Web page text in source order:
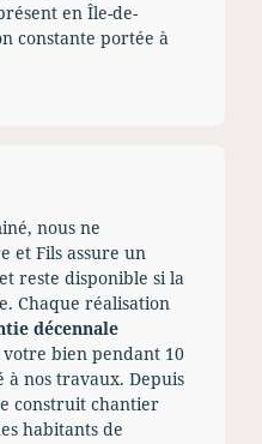
en Île-de-
constante portée à
nous ne
et Fils assure un
reste disponible si la
Chaque réalisation
décennale
bien pendant 10
nos travaux. Depuis
construit chantier
habitants de